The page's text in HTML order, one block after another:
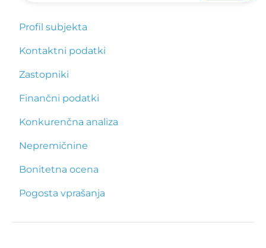
Profil subjekta
Kontaktni podatki
Zastopniki
Finančni podatki
Konkurenčna analiza
Nepremičnine
Bonitetna ocena
Pogosta vprašanja